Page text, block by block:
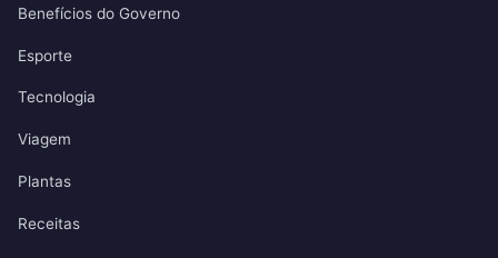
Benefícios do Governo
Esporte
Tecnologia
Viagem
Plantas
Receitas